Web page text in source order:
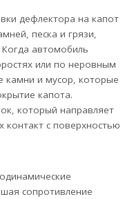
дефлектора на капот
песка и грязи,
автомобиль
или по неровным
камни и мусор, которые
капота.
который направляет
с поверхностью
сопротивление